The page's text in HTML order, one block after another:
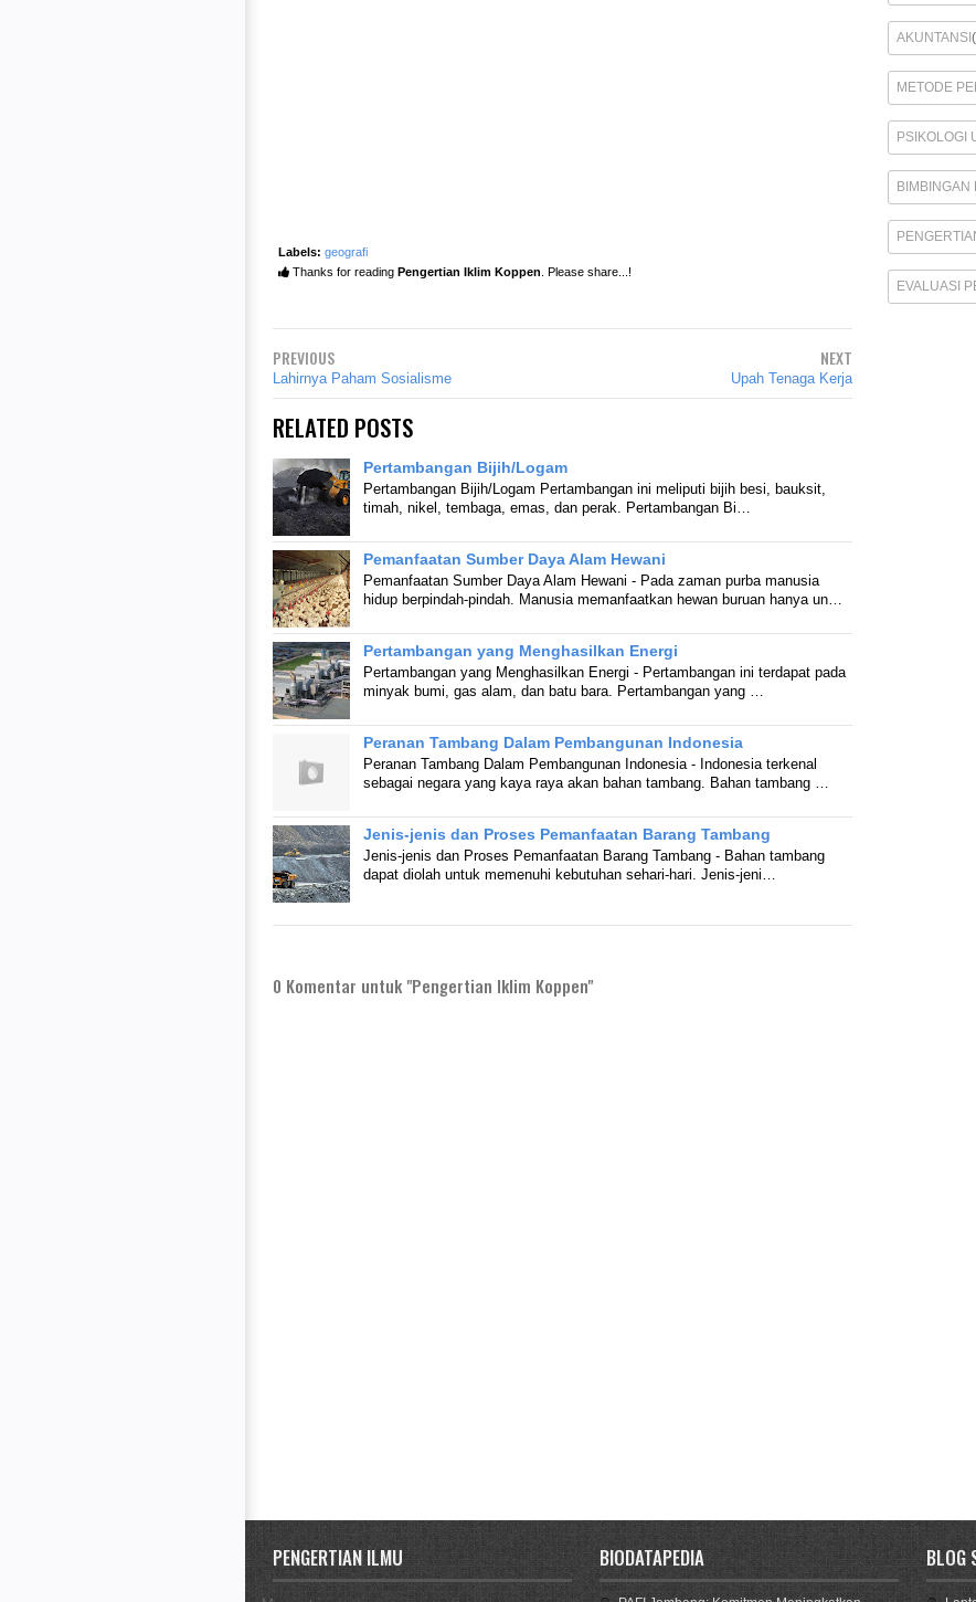
Labels: geografi
Thanks for reading Pengertian Iklim Koppen . Please share...!
PREVIOUS
Lahirnya Paham Sosialisme
NEXT
Upah Tenaga Kerja
RELATED POSTS
Pertambangan Bijih/Logam
Pertambangan Bijih/Logam Pertambangan ini meliputi bijih besi, bauksit,
timah, nikel, tembaga, emas, dan perak. Pertambangan Bi…
Pemanfaatan Sumber Daya Alam Hewani
Pemanfaatan Sumber Daya Alam Hewani - Pada zaman purba manusia
hidup berpindah-pindah. Manusia memanfaatkan hewan buruan hanya un…
Pertambangan yang Menghasilkan Energi
Pertambangan yang Menghasilkan Energi - Pertambangan ini terdapat pada
minyak bumi, gas alam, dan batu bara. Pertambangan yang …
Peranan Tambang Dalam Pembangunan Indonesia
Peranan Tambang Dalam Pembangunan Indonesia - Indonesia terkenal
sebagai negara yang kaya raya akan bahan tambang. Bahan tambang …
Jenis-jenis dan Proses Pemanfaatan Barang Tambang
Jenis-jenis dan Proses Pemanfaatan Barang Tambang - Bahan tambang
dapat diolah untuk memenuhi kebutuhan sehari-hari. Jenis-jeni…
0 Komentar untuk "Pengertian Iklim Koppen"
AKUNTANSI
METODE
PSIKOLOGI
BIMBINGAN
EVALUASI
PENGERTIAN ILMU BIODATAPEDIA BLOG